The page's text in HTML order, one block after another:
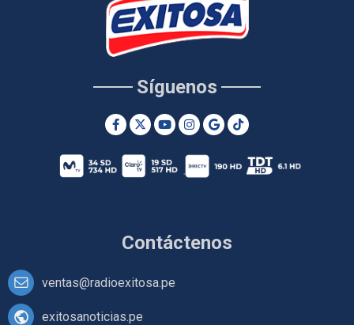
Contáctenos
ventas@radioexitosa.pe
exitosanoticias.pe
Síguenos